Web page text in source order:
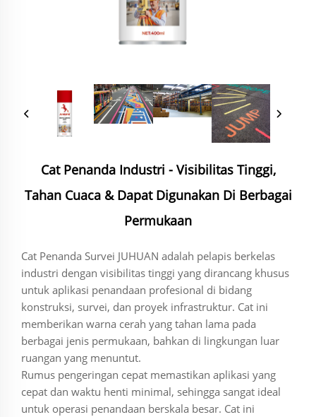
Cat Penanda Industri - Visibilitas Tinggi,
Tahan Cuaca & Dapat Digunakan Di Berbagai
Permukaan
Cat Penanda Survei JUHUAN adalah pelapis berkelas
industri dengan visibilitas tinggi yang dirancang khusus
untuk aplikasi penandaan profesional di bidang
konstruksi, survei, dan proyek infrastruktur. Cat ini
memberikan warna cerah yang tahan lama pada
berbagai jenis permukaan, bahkan di lingkungan luar
ruangan yang menuntut.
Rumus pengeringan cepat memastikan aplikasi yang
cepat dan waktu henti minimal, sehingga sangat ideal
untuk operasi penandaan berskala besar. Cat ini